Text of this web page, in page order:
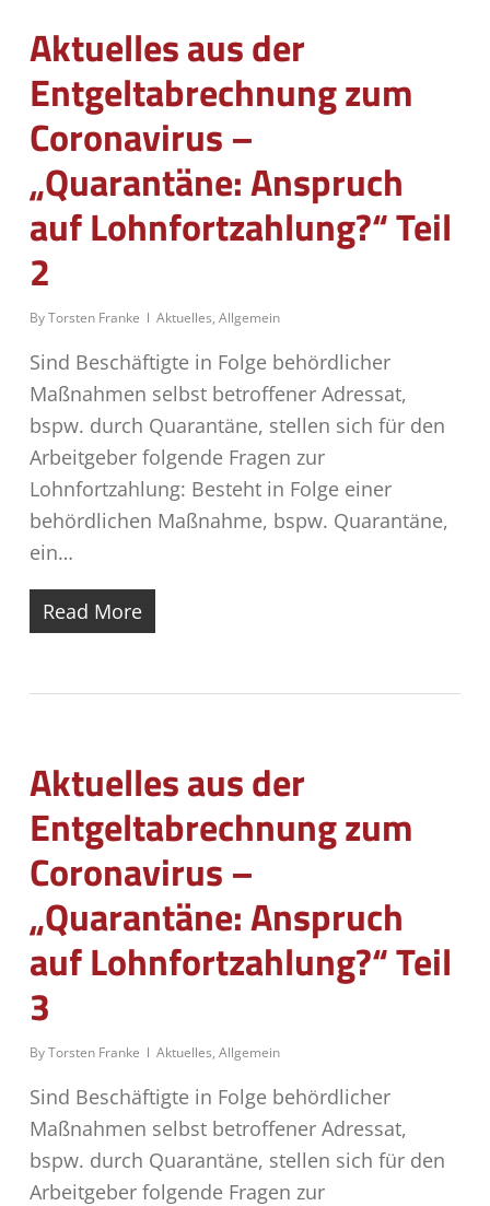
Aktuelles aus der
Entgeltabrechnung zum
Coronavirus –
„Quarantäne: Anspruch
auf Lohnfortzahlung?“ Teil
2
ByTorsten Franke Aktuelles, Allgemein
Sind Beschäftigte in Folge behördlicher
Maßnahmen selbst betroffener Adressat,
bspw. durch Quarantäne, stellen sich für den
Arbeitgeber folgende Fragen zur
Lohnfortzahlung: Besteht in Folge einer
behördlichen Maßnahme, bspw. Quarantäne,
ein…
Read More
Aktuelles aus der
Entgeltabrechnung zum
Coronavirus –
„Quarantäne: Anspruch
auf Lohnfortzahlung?“ Teil
3
ByTorsten Franke Aktuelles, Allgemein
Sind Beschäftigte in Folge behördlicher
Maßnahmen selbst betroffener Adressat,
bspw. durch Quarantäne, stellen sich für den
Arbeitgeber folgende Fragen zur